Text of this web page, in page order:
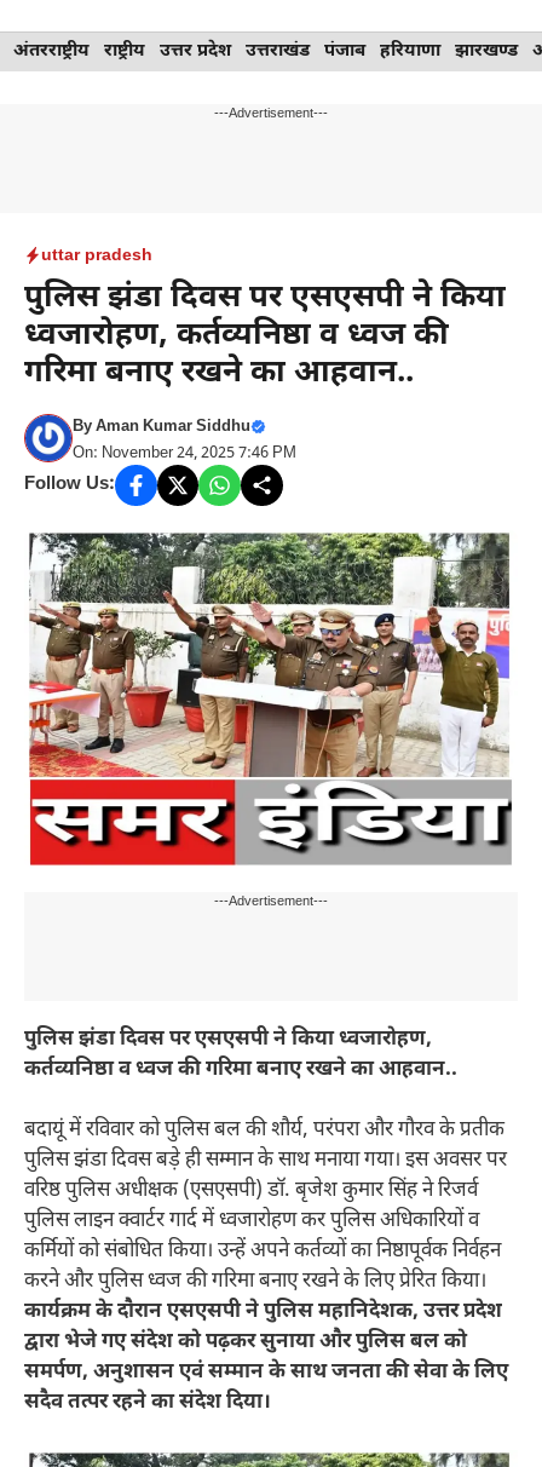
Skip
to
अंतरराष्ट्रीय राष्ट्रीय उत्तर प्रदेश उत्तराखंड पंजाब हरियाणा झारखण्ड
---Advertisement---
uttar pradesh
पुलिस झंडा दिवस पर एसएसपी ने किया
ध्वजारोहण, कर्तव्यनिष्ठा व ध्वज की
गरिमा बनाए रखने का आहवान..
ByAman Kumar Siddhu
On: November 24, 2025 7:46 PM
Follow Us:
---Advertisement---
पुलिस झंडा दिवस पर एसएसपी ने किया ध्वजारोहण,
कर्तव्यनिष्ठा व ध्वज की गरिमा बनाए रखने का आहवान..
बदायूं में रविवार को पुलिस बल की शौर्य, परंपरा और गौरव के प्रतीक
पुलिस झंडा दिवस बड़े ही सम्मान के साथ मनाया गया। इस अवसर पर
वरिष्ठ पुलिस अधीक्षक (एसएसपी) डॉ. बृजेश कुमार सिंह ने रिजर्व
पुलिस लाइन क्वार्टर गार्द में ध्वजारोहण कर पुलिस अधिकारियों व
कर्मियों को संबोधित किया। उन्हें अपने कर्तव्यों का निष्ठापूर्वक निर्वहन
करने और पुलिस ध्वज की गरिमा बनाए रखने के लिए प्रेरित किया।
कार्यक्रम के दौरान एसएसपी ने पुलिस महानिदेशक, उत्तर प्रदेश
द्वारा भेजे गए संदेश को पढ़कर सुनाया और पुलिस बल को
समर्पण, अनुशासन एवं सम्मान के साथ जनता की सेवा के लिए
सदैव तत्पर रहने का संदेश दिया।